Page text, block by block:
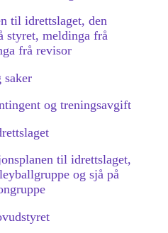
til idrettslaget, den
styret, meldinga frå
frå revisor
saker
og treningsavgift
til idrettslaget,
og sjå på